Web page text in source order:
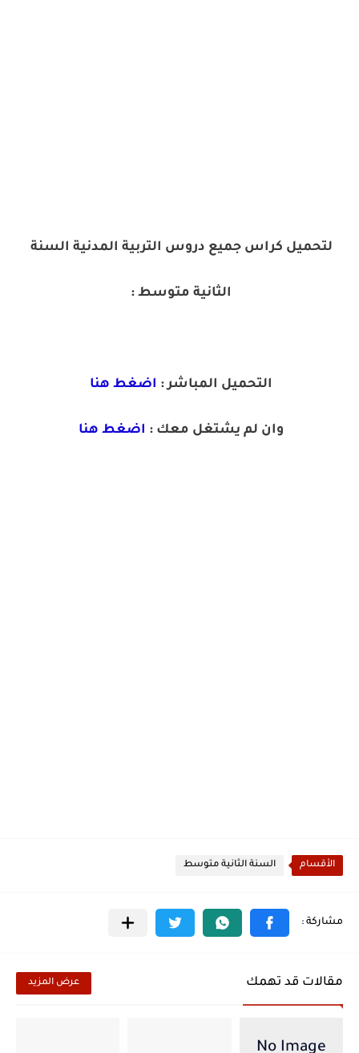
لتحميل كراس جميع دروس التربية المدنية السنة
الثانية متوسط :
التحميل المباشر : اضغط هنا
وان لم يشتغل معك : اضغط هنا
الأقسام السنة الثانية متوسط
مقالات قد تهمك عرض المزيد